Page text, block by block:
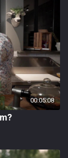
00:05:08